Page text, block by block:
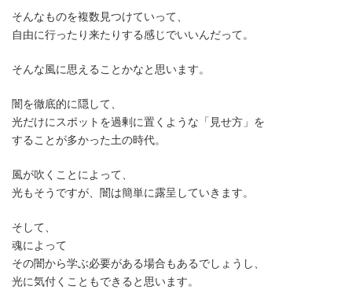
そんなものを複数見つけていって、
自由に行ったり来たりする感じでいいんだって。
そんな風に思えることかなと思います。
闇を徹底的に隠して、
光だけにスポットを過剰に置くような「見せ方」を
することが多かった土の時代。
風が吹くことによって、
光もそうですが、闇は簡単に露呈していきます。
そして、
魂によって
その闇から学ぶ必要がある場合もあるでしょうし、
光に気付くこともできると思います。